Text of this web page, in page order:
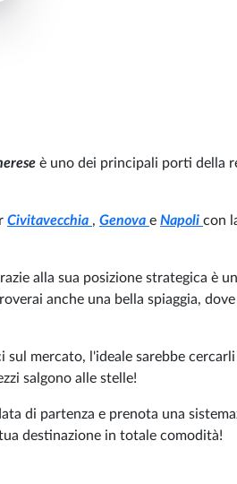
è uno dei principali porti della
Civitavecchia , Genova e Napoli con
alla sua posizione strategica è
anche una bella spiaggia,
sul mercato, l'ideale sarebbe
salgono alle stelle!
di partenza e prenota una
destinazione in totale comodità!